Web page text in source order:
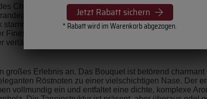
Jetzt Rabatt sichern
* Rabatt wird im Warenkorb abgezogen.
Château Lauduc und ein Wein für die ganz
wird hier die absolute Spitze des Möglichen
ausschließlich aus den beiden besten
Finesse und Struktur eines klassischen Grand Cru
verlässt.
großes Erlebnis an. Das Bouquet ist betörend charmant
Röstnoten zu einer vielschichtigen Nase. Der
vollmundig ein und entfaltet eine dichte, komplexe